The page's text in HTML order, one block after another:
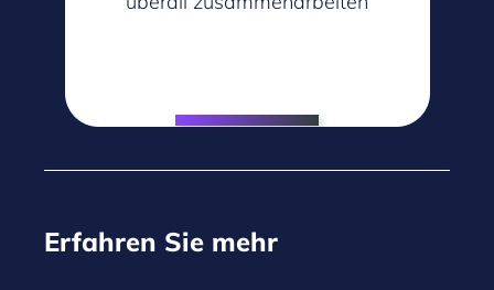
Erfahren Sie mehr